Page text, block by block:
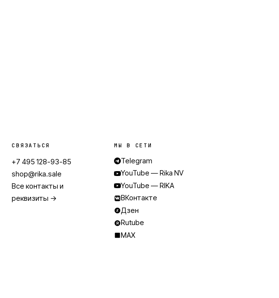
СВЯЗАТЬСЯ
+7 495 128-93-85
shop@rika.sale
Все контакты и
реквизиты →
МЫ В СЕТИ
Telegram
YouTube — Rika NV
YouTube — RIKA
ВКонтакте
Дзен
Rutube
MAX